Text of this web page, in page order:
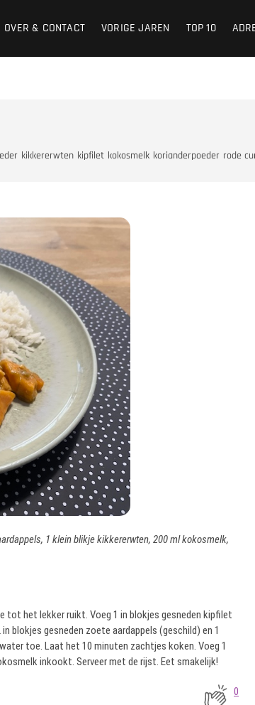
OVER & CONTACT VORIGE JAREN TOP 10
kikkererwten kipfilet kokosmelk korianderpoeder rode
1 klein blikje kikkererwten, 200 ml kokosmelk,
tot het lekker ruikt. Voeg 1 in blokjes gesneden kipfilet
blokjes gesneden zoete aardappels (geschild) en 1
toe. Laat het 10 minuten zachtjes koken. Voeg 1
inkookt. Serveer met de rijst. Eet smakelijk!
0